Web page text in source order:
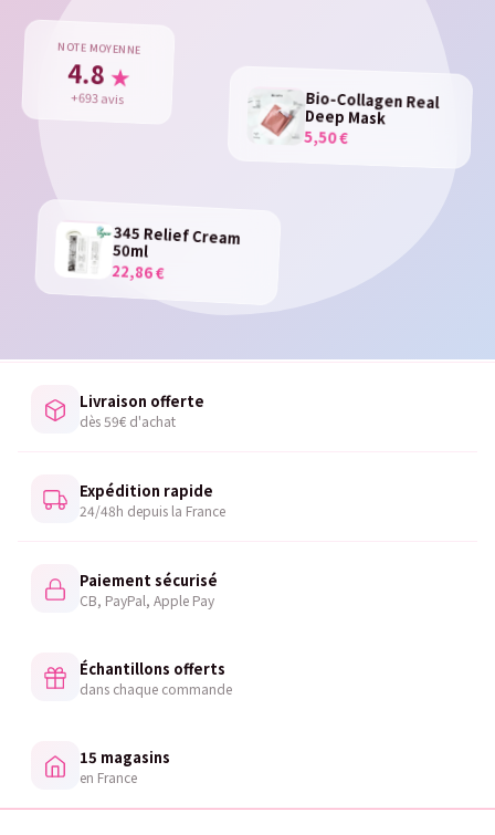
345 Relief Cream
50ml
22,86 €
Bio-Collagen Real
Deep Mask
5,50 €
NOTE MOYENNE
4.8 ★
+693 avis
Livraison offerte
dès 59€ d'achat
Expédition rapide
24/48h depuis la France
Paiement sécurisé
CB, PayPal, Apple Pay
Échantillons offerts
dans chaque commande
15 magasins
en France